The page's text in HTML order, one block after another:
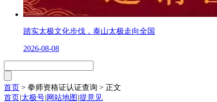
踏实太极文化步伐，泰山太极走向全国
2026-08-08
首页 > 拳师资格证认证查询 > 正文
首页|太极号|网站地图 |提意见